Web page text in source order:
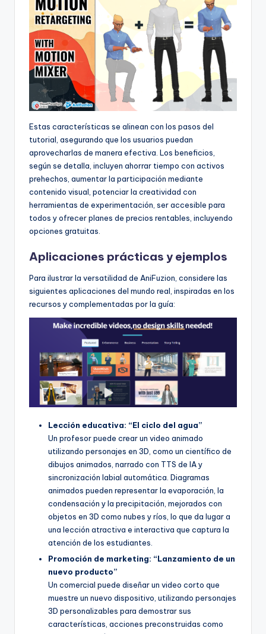
Estas características se alinean con los pasos del
tutorial, asegurando que los usuarios puedan
aprovecharlas de manera efectiva. Los beneficios,
según se detalla, incluyen ahorrar tiempo con activos
prehechos, aumentar la participación mediante
contenido visual, potenciar la creatividad con
herramientas de experimentación, ser accesible para
todos y ofrecer planes de precios rentables, incluyendo
opciones gratuitas.
Aplicaciones prácticas y ejemplos
Para ilustrar la versatilidad de AniFuzion, considere las
siguientes aplicaciones del mundo real, inspiradas en los
recursos y complementadas por la guía:
Lección educativa: “El ciclo del agua”
Un profesor puede crear un video animado
utilizando personajes en 3D, como un científico de
dibujos animados, narrado con TTS de IA y
sincronización labial automática. Diagramas
animados pueden representar la evaporación, la
condensación y la precipitación, mejorados con
objetos en 3D como nubes y ríos, lo que da lugar a
una lección atractiva e interactiva que captura la
atención de los estudiantes.
Promoción de marketing: “Lanzamiento de un
nuevo producto”
Un comercial puede diseñar un video corto que
muestre un nuevo dispositivo, utilizando personajes
3D personalizables para demostrar sus
características, acciones preconstruidas como